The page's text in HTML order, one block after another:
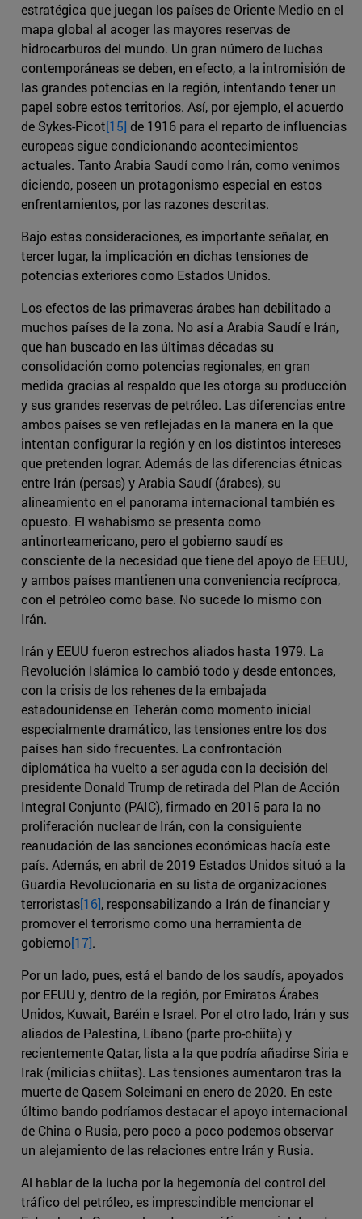
estratégica que juegan los países de Oriente Medio en el
mapa global al acoger las mayores reservas de
hidrocarburos del mundo. Un gran número de luchas
contemporáneas se deben, en efecto, a la intromisión de
las grandes potencias en la región, intentando tener un
papel sobre estos territorios. Así, por ejemplo, el acuerdo
de Sykes-Picot[15] de 1916 para el reparto de influencias
europeas sigue condicionando acontecimientos
actuales. Tanto Arabia Saudí como Irán, como venimos
diciendo, poseen un protagonismo especial en estos
enfrentamientos, por las razones descritas.
Bajo estas consideraciones, es importante señalar, en
tercer lugar, la implicación en dichas tensiones de
potencias exteriores como Estados Unidos.
Los efectos de las primaveras árabes han debilitado a
muchos países de la zona. No así a Arabia Saudí e Irán,
que han buscado en las últimas décadas su
consolidación como potencias regionales, en gran
medida gracias al respaldo que les otorga su producción
y sus grandes reservas de petróleo. Las diferencias entre
ambos países se ven reflejadas en la manera en la que
intentan configurar la región y en los distintos intereses
que pretenden lograr. Además de las diferencias étnicas
entre Irán (persas) y Arabia Saudí (árabes), su
alineamiento en el panorama internacional también es
opuesto. El wahabismo se presenta como
antinorteamericano, pero el gobierno saudí es
consciente de la necesidad que tiene del apoyo de EEUU,
y ambos países mantienen una conveniencia recíproca,
con el petróleo como base. No sucede lo mismo con
Irán.
Irán y EEUU fueron estrechos aliados hasta 1979. La
Revolución Islámica lo cambió todo y desde entonces,
con la crisis de los rehenes de la embajada
estadounidense en Teherán como momento inicial
especialmente dramático, las tensiones entre los dos
países han sido frecuentes. La confrontación
diplomática ha vuelto a ser aguda con la decisión del
presidente Donald Trump de retirada del Plan de Acción
Integral Conjunto (PAIC), firmado en 2015 para la no
proliferación nuclear de Irán, con la consiguiente
reanudación de las sanciones económicas hacía este
país. Además, en abril de 2019 Estados Unidos situó a la
Guardia Revolucionaria en su lista de organizaciones
terroristas[16], responsabilizando a Irán de financiar y
promover el terrorismo como una herramienta de
gobierno[17].
Por un lado, pues, está el bando de los saudís, apoyados
por EEUU y, dentro de la región, por Emiratos Árabes
Unidos, Kuwait, Baréin e Israel. Por el otro lado, Irán y sus
aliados de Palestina, Líbano (parte pro-chiita) y
recientemente Qatar, lista a la que podría añadirse Siria e
Irak (milicias chiitas). Las tensiones aumentaron tras la
muerte de Qasem Soleimani en enero de 2020. En este
último bando podríamos destacar el apoyo internacional
de China o Rusia, pero poco a poco podemos observar
un alejamiento de las relaciones entre Irán y Rusia.
Al hablar de la lucha por la hegemonía del control del
tráfico del petróleo, es imprescindible mencionar el